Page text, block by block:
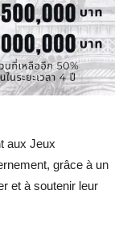
aux Jeux
grâce à un
et à soutenir leur